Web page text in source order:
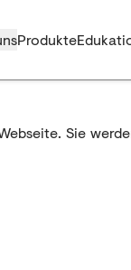
Produkte
Sie